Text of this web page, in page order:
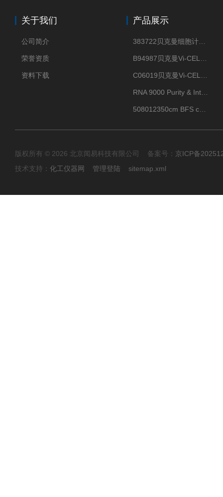
关于我们
公司简介
荣誉资质
资料下载
产品展示
版权所有 © 2026 北京闻易科技有限公司 备案号： 京ICP备
技术支持： 化工仪器网 管理登陆 sitemap.xml